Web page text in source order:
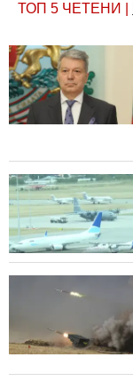
ТОП 5 ЧЕТЕНИ